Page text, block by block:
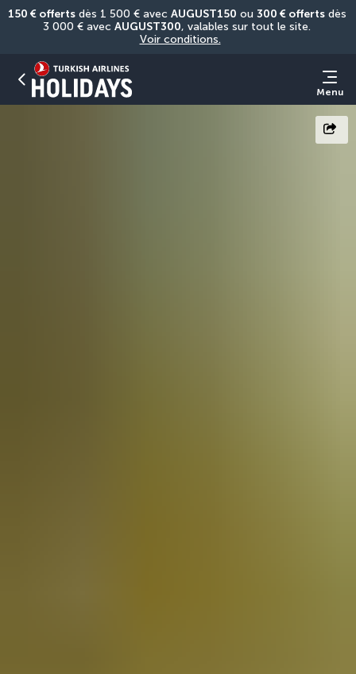
150 € offerts dès 1 500 € avec AUGUST150 ou 300 € offerts dès
3 000 € avec AUGUST300
Voir conditions.
Menu